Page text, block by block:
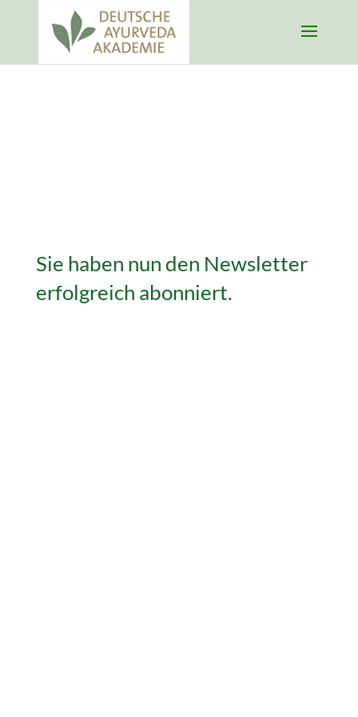
Sie haben nun den Newsletter
erfolgreich abonniert.